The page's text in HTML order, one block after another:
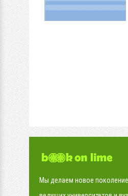
Мы делаем новое поколение